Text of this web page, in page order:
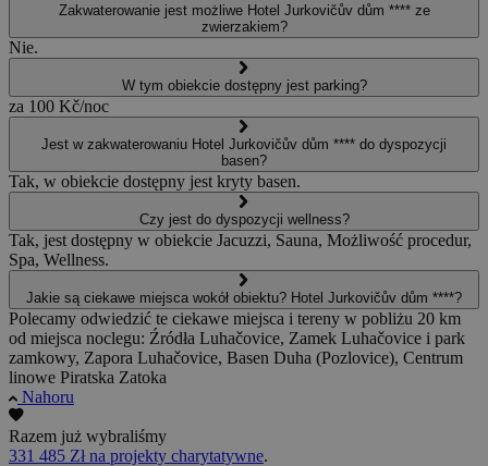
Zakwaterowanie jest możliwe Hotel Jurkovičův dům **** ze
zwierzakiem?
Nie.
W tym obiekcie dostępny jest parking?
za 100 Kč/noc
Jest w zakwaterowaniu Hotel Jurkovičův dům **** do dyspozycji
basen?
Tak, w obiekcie dostępny jest kryty basen.
Czy jest do dyspozycji wellness?
Tak, jest dostępny w obiekcie Jacuzzi, Sauna, Możliwość procedur,
Spa, Wellness.
Jakie są ciekawe miejsca wokół obiektu? Hotel Jurkovičův dům ****?
Polecamy odwiedzić te ciekawe miejsca i tereny w pobliżu 20 km
od miejsca noclegu: Źródła Luhačovice, Zamek Luhačovice i park
zamkowy, Zapora Luhačovice, Basen Duha (Pozlovice), Centrum
linowe Piratska Zatoka
Nahoru
Razem już wybraliśmy
331 485 Zł na projekty charytatywne.